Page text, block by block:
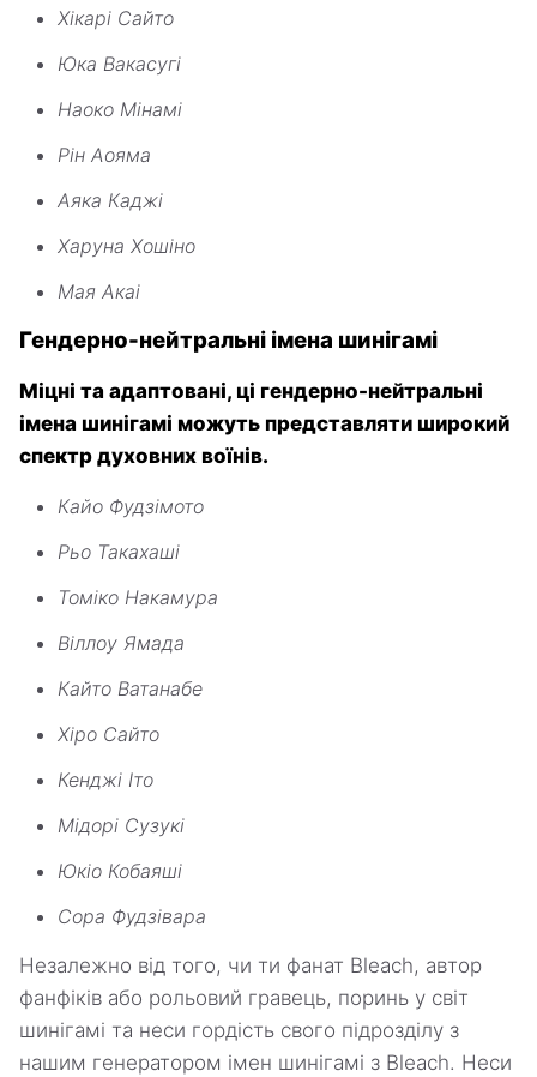
Хікарі Сайто
Юка Вакасугі
Наоко Мінамі
Рін Аояма
Аяка Каджі
Харуна Хошіно
Мая Акаі
Гендерно-нейтральні імена шинігамі
Міцні та адаптовані, ці гендерно-нейтральні
імена шинігамі можуть представляти широкий
спектр духовних воїнів.
Кайо Фудзімото
Рьо Такахаші
Томіко Накамура
Віллоу Ямада
Кайто Ватанабе
Хіро Сайто
Кенджі Іто
Мідорі Сузукі
Юкіо Кобаяші
Сора Фудзівара
Незалежно від того, чи ти фанат Bleach, автор
фанфіків або рольовий гравець, поринь у світ
шинігамі та неси гордість свого підрозділу з
нашим генератором імен шинігамі з Bleach. Неси